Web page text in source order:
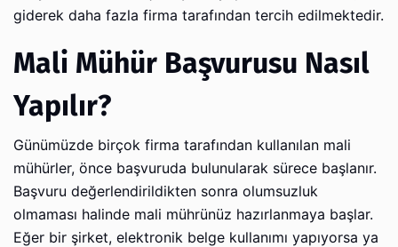
giderek daha fazla firma tarafından tercih edilmektedir.
Mali Mühür Başvurusu Nasıl
Yapılır?
Günümüzde birçok firma tarafından kullanılan mali
mühürler, önce başvuruda bulunularak sürece başlanır.
Başvuru değerlendirildikten sonra olumsuzluk
olmaması halinde mali mührünüz hazırlanmaya başlar.
Eğer bir şirket, elektronik belge kullanımı yapıyorsa ya